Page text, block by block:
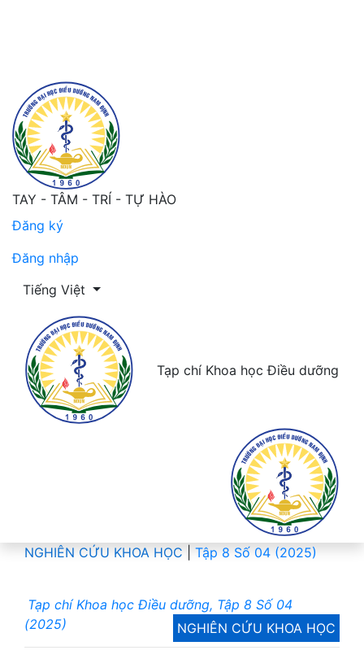
TAY - TÂM - TRÍ - TỰ HÀO
Đăng ký
Đăng nhập
Thay đổi ngôn ngữ. Ngôn ngữ hiện tại là:
Tiếng Việt
Tạp chí Khoa học Điều dưỡng
NGHIÊN CỨU KHOA HỌC Tập 8 Số 04 (2025)
Tạp chí Khoa học Điều dưỡng, Tập 8 Số 04
(2025)
NGHIÊN CỨU KHOA HỌC